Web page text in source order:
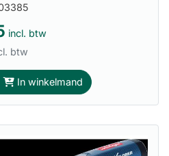
incl. btw
btw
In winkelmand